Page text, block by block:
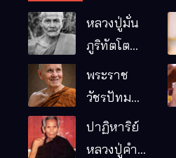
หลวงปู่มั่น
ภูริทัตโต
พระอริยเจ้า
ผู้เป็นบิดา
รมฐาน
พระราช
วัชรปัทม
คุณ (หลวง
ปู่บัวเกตุ
ปาฏิหาริย์
หลวงปู่คำ